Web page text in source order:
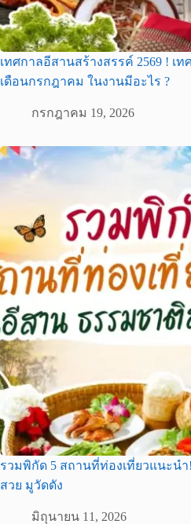
เทศกาลอีสานสร้างสรรค์ 2569 ! เ
เดือนกรกฎาคม ในงานมีอะไร ?
กรกฎาคม 19, 2026
รวมพิกัด 5 สถานที่ท่องเที่ยวแนะน
สวย มูวัดดัง
มิถุนายน 11, 2026